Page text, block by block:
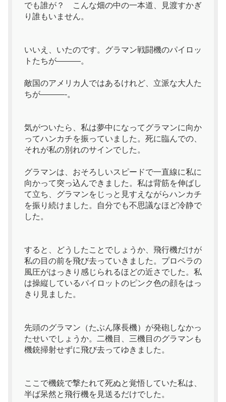
でも誰が？ こんな畑の中の一本道、見渡すかぎ
り誰もいません。
いいえ、いたのです。グラマン戦闘機のパイロッ
トたちが———。
敵国のアメリカ人ではあるけれど、立派な大人た
ちが———-。
気がついたら、私は夢中になってグラマンに向か
ってハンカチを振っていました。死に臨んでの、
それが私の別れのサインでした。
グラマンは、おそろしいスピードで一直線に私に
向かって突っ込んできました。私は背筋を伸ばし
て立ち、グラマンをじっと見すえながらハンカチ
を振り続けました。自分でも不思議なほど冷静で
した。
すると、どうしたことでしょうか、飛行機だけが
私の目の前を飛び去っていきました。プロペラの
風圧がはっきり感じられるほどの近さでした。私
は操縦しているパイロットのピンク色の顔をはっ
きり見ました。
先頭のグラマン（たぶん隊長機）が発砲しなかっ
たせいでしょうか。二機目、三機目のグラマンも
機銃掃射せずに飛び去ってゆきました。
ここで機銃で撃たれて死ぬと覚悟していた私は、
半ば呆然と飛行機を見送るだけでした。